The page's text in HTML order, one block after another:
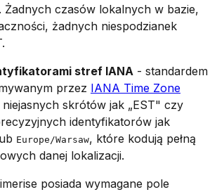
Żadnych czasów lokalnych w bazie,
żadnych niespodzianek
stref IANA - standardem
przez IANA Time Zone
niejasnych skrótów jak „EST" czy
identyfikatorów jak
Europe/Warsaw, które kodują pełną
danej lokalizacji.
posiada wymagane pole